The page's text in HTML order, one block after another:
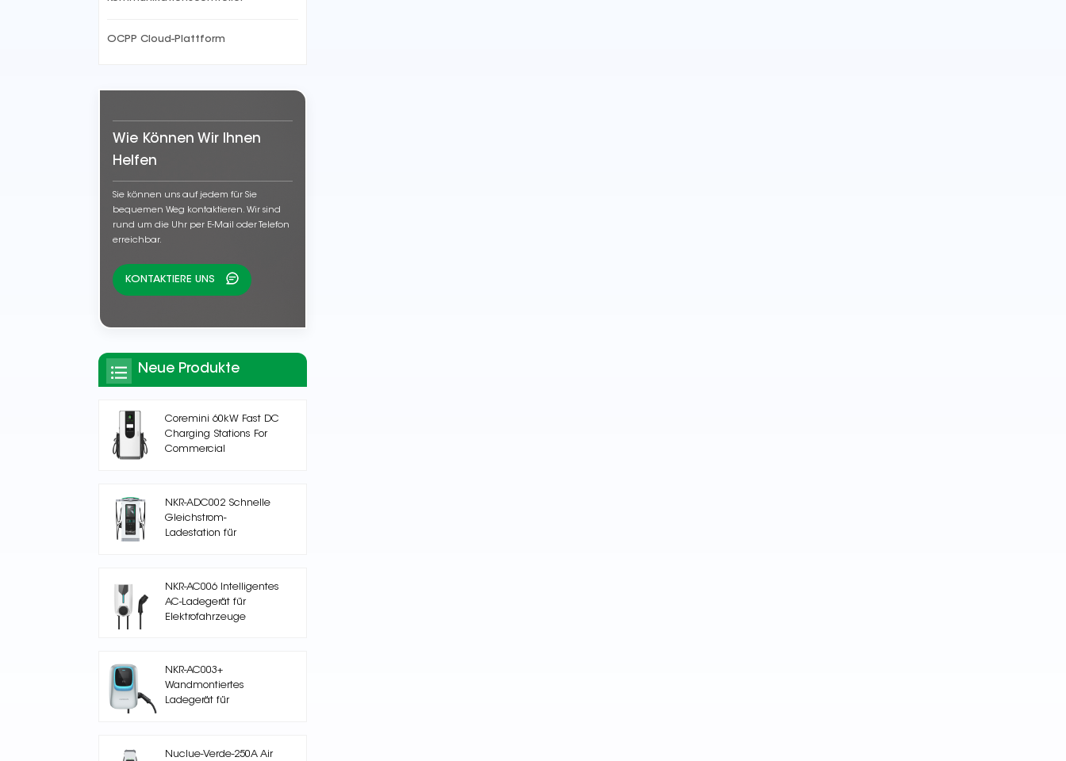
OCPP Cloud-Plattform
Wie Können Wir Ihnen
Helfen
Sie können uns auf jedem für Sie
bequemen Weg kontaktieren. Wir sind
rund um die Uhr per E-Mail oder Telefon
erreichbar.
KONTAKTIERE UNS
Neue Produkte
Coremini 60kW Fast DC
Charging Stations For
Commercial
NKR-ADC002 Schnelle
Gleichstrom-
Ladestation für
NKR-AC006 Intelligentes
AC-Ladegerät für
Elektrofahrzeuge
NKR-AC003+
Wandmontiertes
Ladegerät für
Nuclue-Verde-250A Air